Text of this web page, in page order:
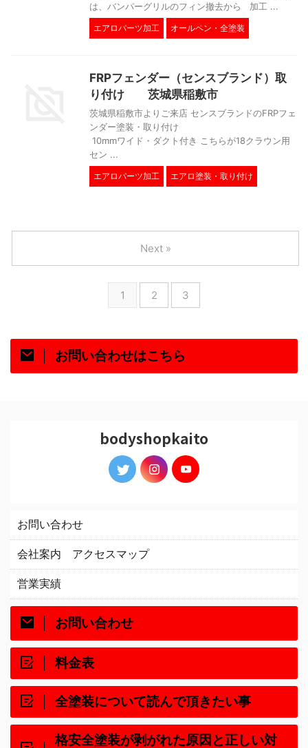
は、バンパーグリルのフィン撤去から 加工 ...
エアロパーツ加工 オールペン・全塗装
FRPフェンダー（センスブランド）取
り付け 茨城県稲敷市
茨城県稲敷市よりご来店 センスブランドのFRPフェ
ンダー塗装・取り付け
10mmワイド・ダクト付き こちらが18クラウン用
セン ...
エアロパーツ加工 エアロ塗装・取り付け
1 2 3
Next »
お問い合わせはこちら
bodyshopkaito
お問い合わせ
会社案内 アクセスマップ
営業実績
お問い合わせ
料金表
全塗装について読んで頂きたい事
格安全塗装が剥がれた原因と正しい対